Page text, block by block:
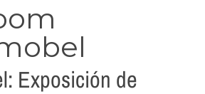
Exposición de